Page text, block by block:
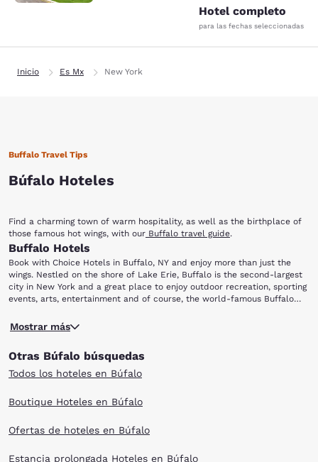
Hotel completo
para las fechas seleccionadas
Inicio Es Mx New York
Buffalo Travel Tips
Búfalo Hoteles
Find a charming town of warm hospitality, as well as the birthplace of
those famous hot wings, with our Buffalo travel guide.
Buffalo Hotels
Book with Choice Hotels in Buffalo, NY and enjoy more than just the
wings. Nestled on the shore of Lake Erie, Buffalo is the second-largest
city in New York and a great place to enjoy outdoor recreation, sporting
events, arts, entertainment and of course, the world-famous Buffalo
perfect chicken wing, be sure to check out the following attractions:
Niagara Falls is just north of Buffalo and offers some of the most
spectacular views one can get in the entire continent. Observe the river
the falls up close on the Maid of the Mist boat tour! Sports fans will
find it difficult to choose what to do first: take in a Buffalo Bills
Coca-Cola Field is home to the Buffalo Bisons, the AAA affiliate of the
The Albright-Knox Art Gallery, one of the nation's oldest public arts
center of modern art. In addition to its tremendous collection and
Mostrar más
Otras Búfalo búsquedas
Todos los hoteles en Búfalo
Boutique Hoteles en Búfalo
Ofertas de hoteles en Búfalo
Estancia prolongada Hoteles en Búfalo